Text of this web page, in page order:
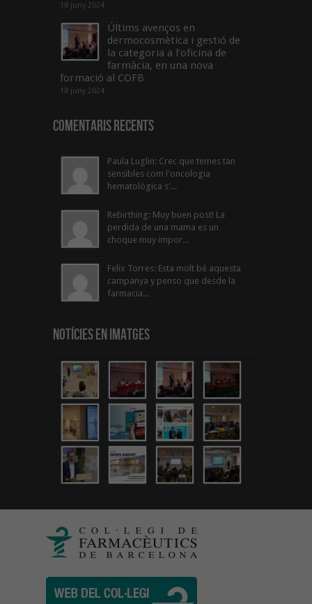
18 juny 2024
Últims avenços en
dermocosmètica i gestió de
la categoria a l’oficina de
farmàcia, en una nova
formació al COFB
18 juny 2024
Comentaris Recents
Paula Luglin: Crec que temes tan
sensibles com l'oncologia
hematològica s'...
Rebirthing: Muy buen post! La
perdida de una mama es un
choque muy impor...
Felix Torres: Esta molt bé aquesta
campanya y penso que desde la
farmacia...
Notícies en Imatges